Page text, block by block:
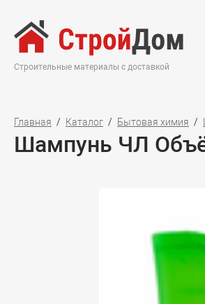
Строительные материалы с доставкой
Главная Каталог Бытовая химия
Шампунь ЧЛ